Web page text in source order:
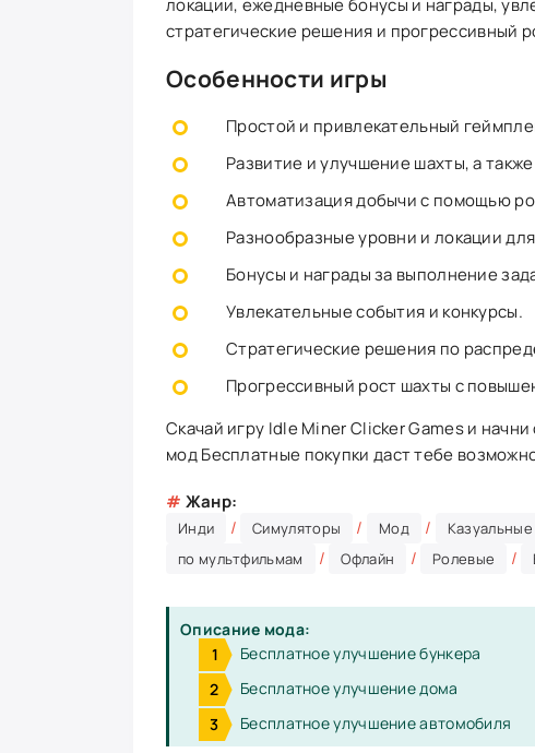
локации, ежедневные бонусы и награды,
стратегические решения и прогрессивный
Особенности игры
Простой и привлекательный
Развитие и улучшение шахты, а
Автоматизация добычи с помощью
Разнообразные уровни и локации
Бонусы и награды за выполнение
Увлекательные события и конкурсы.
Стратегические решения по
Прогрессивный рост шахты с
Скачай игру Idle Miner Clicker Games и
мод Бесплатные покупки даст тебе
# Жанр:
Инди / Симуляторы / Мод / Казуальные
по мультфильмам / Офлайн / Ролевые /
Описание мода:
Бесплатное улучшение бункера
Бесплатное улучшение дома
Бесплатное улучшение автомобиля